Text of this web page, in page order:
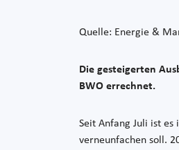
Quelle: Energie &
Die gesteigerten
BWO errechnet.
Seit Anfang Juli ist
verneunfachen soll.